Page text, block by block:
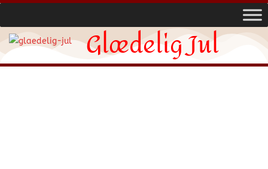
Glædelig Jul